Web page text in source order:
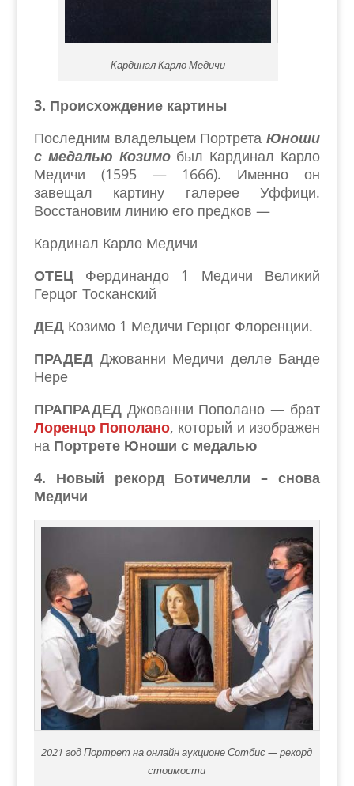
Кардинал Карло Медичи
3. Происхождение картины
Последним владельцем ПортретаЮноши
с медалью Козимобыл Кардинал Карло
Медичи (1595 — 1666). Именно он
завещал картину галерее Уффици.
Восстановим линию его предков —
Кардинал Карло Медичи
ОТЕЦФердинандо 1 Медичи Великий
Герцог Тосканский
ДЕДКозимо 1 Медичи Герцог Флоренции.
ПРАДЕДДжованни Медичи делле Банде
Нере
ПРАПРАДЕДДжованни Пополано — брат
Лоренцо Пополано, который и изображен
на Портрете Юноши с медалью
4. Новый рекорд Ботичелли – снова
Медичи
2021 год Портрет на онлайн аукционе Сотбис — рекорд
стоимости